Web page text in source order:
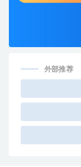
外部推荐